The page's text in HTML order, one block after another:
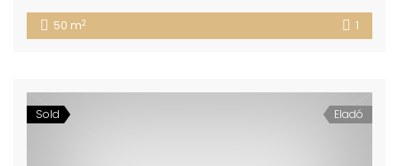
50 m2 1
Sold Eladó